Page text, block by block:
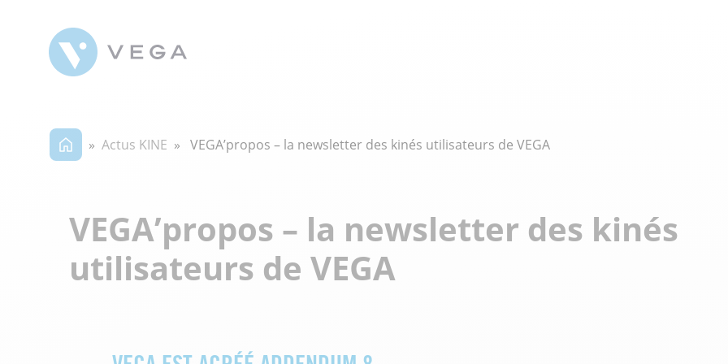
» Actus KINE » VEGA’propos – la newsletter des kinés utilisateurs de VEGA
VEGA’propos – la newsletter des kinés
utilisateurs de VEGA